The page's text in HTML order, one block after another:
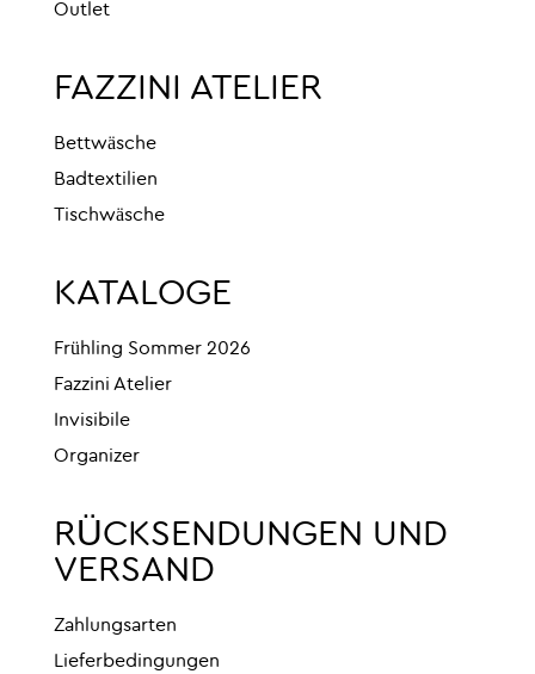
Outlet
FAZZINI ATELIER
Bettwäsche
Badtextilien
Tischwäsche
KATALOGE
Frühling Sommer 2026
Fazzini Atelier
Invisibile
Organizer
RÜCKSENDUNGEN UND
VERSAND
Zahlungsarten
Lieferbedingungen